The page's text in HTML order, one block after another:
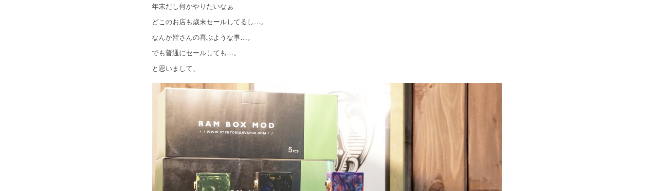
年末だし何かやりたいなぁ
どこのお店も歳末セールしてるし…。
なんか皆さんの喜ぶような事…。
でも普通にセールしても…。
と思いまして、